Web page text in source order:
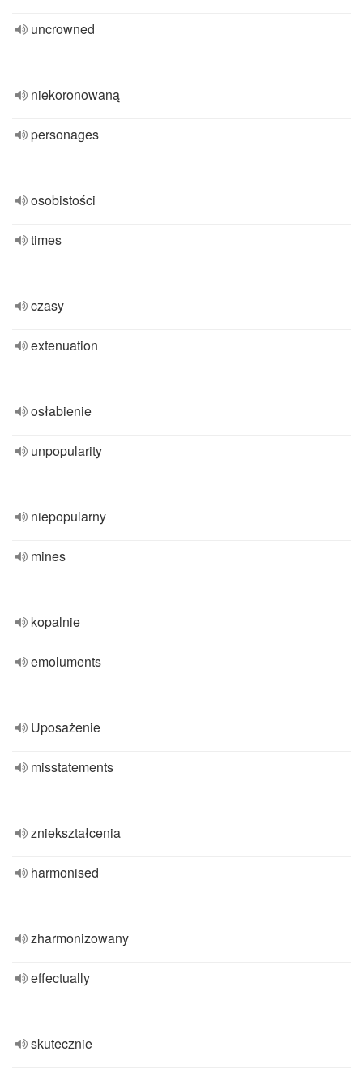
uncrowned
niekoronowaną
personages
osobistości
times
czasy
extenuation
osłabienie
unpopularity
niepopularny
mines
kopalnie
emoluments
Uposażenie
misstatements
zniekształcenia
harmonised
zharmonizowany
effectually
skutecznie